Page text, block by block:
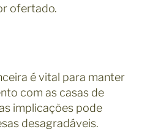
ofertado.
é vital para manter
com as casas de
implicações pode
desagradáveis.